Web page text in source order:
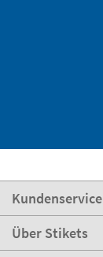
Kundenservice
Über Stikets